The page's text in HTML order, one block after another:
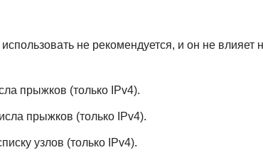
не рекомендуется, и он не влияет
прыжков (только IPv4).
прыжков (только IPv4).
узлов (только IPv4).